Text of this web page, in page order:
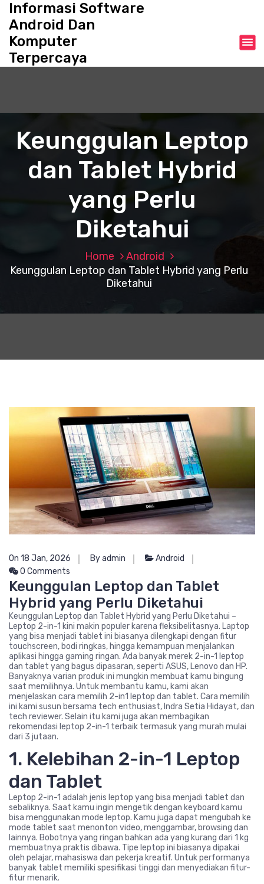
Informasi Software
Android Dan
Komputer
Terpercaya
Keunggulan Leptop
dan Tablet Hybrid
yang Perlu
Diketahui
Home
Android
Keunggulan Leptop dan Tablet Hybrid yang Perlu
Diketahui
On 18 Jan, 2026 By admin
Android
0 Comments
Keunggulan Leptop dan Tablet
Hybrid yang Perlu Diketahui
Keunggulan Leptop dan Tablet Hybrid yang Perlu Diketahui –
Leptop 2-in-1 kini makin populer karena fleksibelitasnya. Laptop
yang bisa menjadi tablet ini biasanya dilengkapi dengan fitur
touchscreen, bodi ringkas, hingga kemampuan menjalankan
aplikasi hingga gaming ringan. Ada banyak merek 2-in-1 leptop
dan tablet yang bagus dipasaran, seperti ASUS, Lenovo dan HP.
Banyaknya varian produk ini mungkin membuat kamu bingung
saat memilihnya. Untuk membantu kamu, kami akan
menjelaskan cara memilih 2-in1 leptop dan tablet. Cara memilih
ini kami susun bersama tech enthusiast, Indra Setia Hidayat, dan
tech reviewer. Selain itu kami juga akan membagikan
rekomendasi leptop 2-in-1 terbaik termasuk yang murah mulai
dari 3 jutaan.
1. Kelebihan 2-in-1 Leptop
dan Tablet
Leptop 2-in-1 adalah jenis leptop yang bisa menjadi tablet dan
sebaliknya. Saat kamu ingin mengetik dengan keyboard kamu
bisa menggunakan mode leptop. Kamu juga dapat mengubah ke
mode tablet saat menonton video, menggambar, browsing dan
lainnya. Bobotnya yang ringan bahkan ada yang kurang dari 1 kg
membuatnya praktis dibawa. Tipe leptop ini biasanya dipakai
oleh pelajar, mahasiswa dan pekerja kreatif. Untuk performanya
banyak tablet memiliki spesifikasi tinggi dan menyediakan fitur-
fitur menarik.